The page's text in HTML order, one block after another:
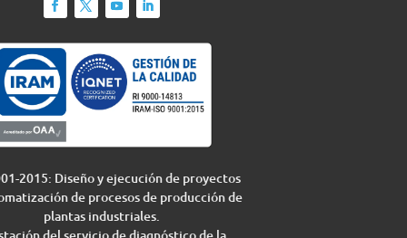
2015: Diseño y ejecución de proyectos
de procesos de producción de
plantas industriales.